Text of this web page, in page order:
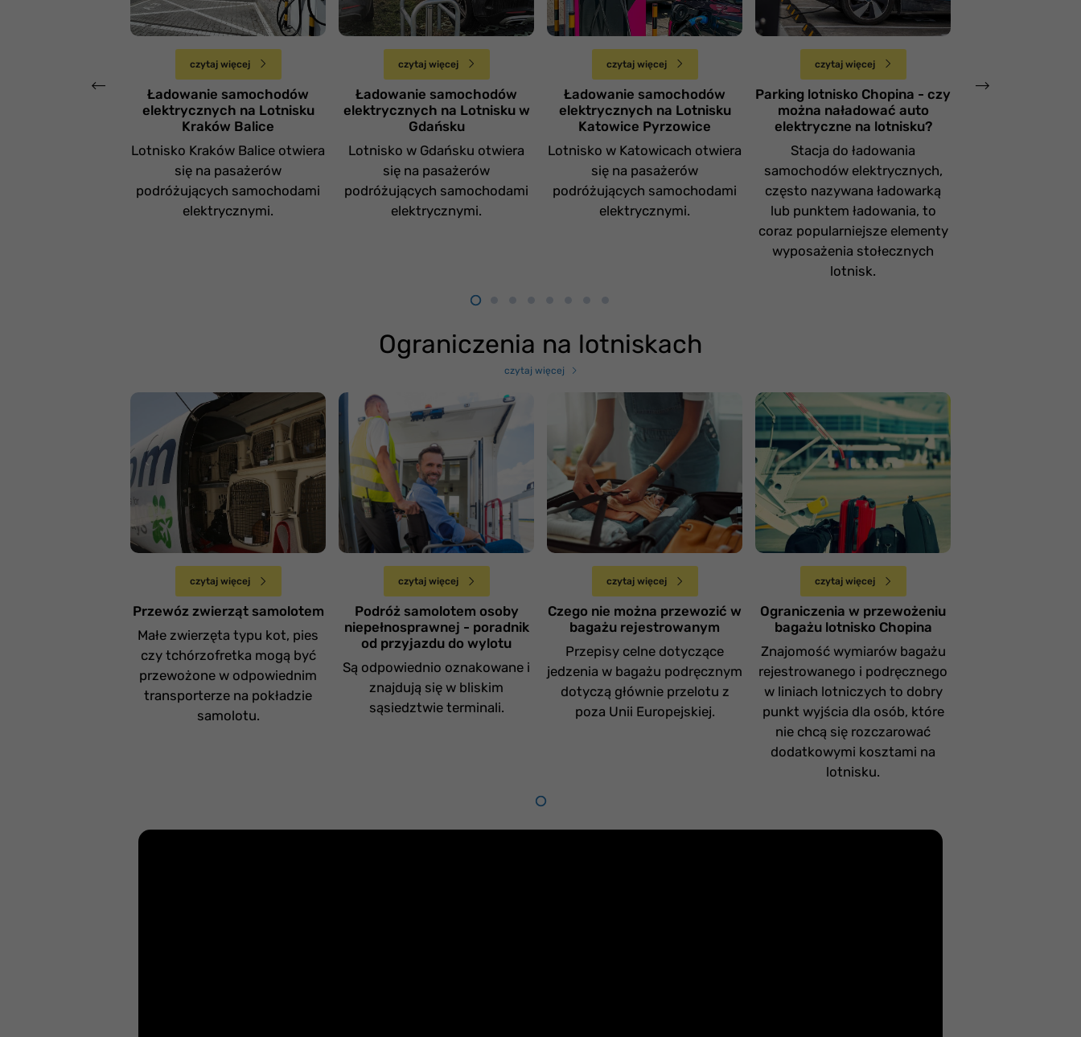
Poniedziałek 14 października
czytaj więcej
Ładowanie samochodów
elektrycznych na Lotnisku
Kraków Balice
Lotnisko Kraków Balice otwiera
się na pasażerów
podróżujących samochodami
elektrycznymi.
Środa 2 października
czytaj więcej
Ładowanie samochodów
elektrycznych na Lotnisku w
Gdańsku
Lotnisko w Gdańsku otwiera
się na pasażerów
podróżujących samochodami
elektrycznymi.
Wtorek 17 września
czytaj więcej
Ładowanie samochodów
elektrycznych na Lotnisku
Katowice Pyrzowice
Lotnisko w Katowicach otwiera
się na pasażerów
podróżujących samochodami
elektrycznymi.
Niedziela 25 sierpnia
czytaj więcej
Parking lotnisko Chopina - czy
można naładować auto
elektryczne na lotnisku?
Stacja do ładowania
samochodów elektrycznych,
często nazywana ładowarką
lub punktem ładowania, to
coraz popularniejsze elementy
wyposażenia stołecznych
lotnisk.
Oficjalny
Ograniczenia na lotniskach
czytaj więcej
Przewóz zwierząt
samolotem
Sobota 14 grudnia
czytaj więcej
Przewóz zwierząt samolotem
Małe zwierzęta typu kot, pies
czy tchórzofretka mogą być
przewożone w odpowiednim
transporterze na pokładzie
samolotu.
Podróż samolotem
osoby
niepełnosprawnej -
poradnik od przyjazdu
do wylotu
Niedziela 1 grudnia
czytaj więcej
Podróż samolotem osoby
niepełnosprawnej - poradnik
od przyjazdu do wylotu
Są odpowiednio oznakowane i
znajdują się w bliskim
sąsiedztwie terminali.
Czego nie można
przewozić w bagażu
rejestrowanym
Niedziela 17 listopada
czytaj więcej
Czego nie można przewozić w
bagażu rejestrowanym
Przepisy celne dotyczące
jedzenia w bagażu podręcznym
dotyczą głównie przelotu z
poza Unii Europejskiej.
Ograniczenia w
przewożeniu bagażu
Niedziela 20 października
czytaj więcej
Ograniczenia w przewożeniu
bagażu lotnisko Chopina
Znajomość wymiarów bagażu
rejestrowanego i podręcznego
w liniach lotniczych to dobry
punkt wyjścia dla osób, które
nie chcą się rozczarować
dodatkowymi kosztami na
lotnisku.